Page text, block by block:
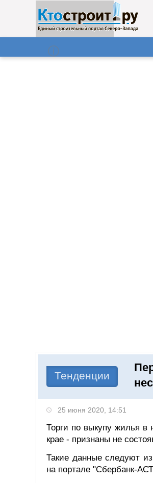
Тенденции
25 июня 2020, 14:51
Торги по выкупу жилья в
крае - признаны не
Такие данные следуют
на портале "Сбербанк-